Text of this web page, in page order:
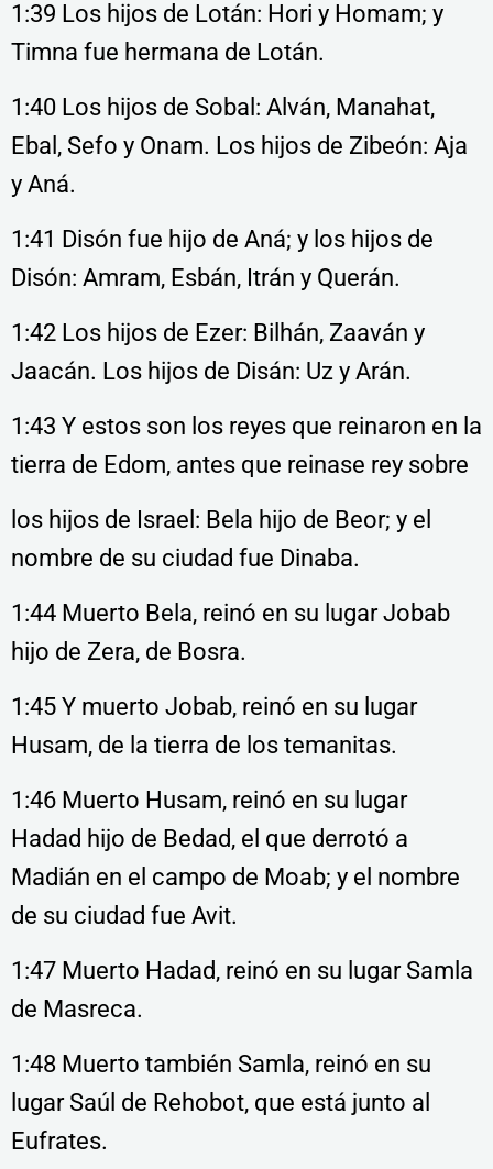
1:39 Los hijos de Lotán: Hori y Homam; y
Timna fue hermana de Lotán.
1:40 Los hijos de Sobal: Alván, Manahat,
Ebal, Sefo y Onam. Los hijos de Zibeón: Aja
y Aná.
1:41 Disón fue hijo de Aná; y los hijos de
Disón: Amram, Esbán, Itrán y Querán.
1:42 Los hijos de Ezer: Bilhán, Zaaván y
Jaacán. Los hijos de Disán: Uz y Arán.
1:43 Y estos son los reyes que reinaron en la
tierra de Edom, antes que reinase rey sobre
los hijos de Israel: Bela hijo de Beor; y el
nombre de su ciudad fue Dinaba.
1:44 Muerto Bela, reinó en su lugar Jobab
hijo de Zera, de Bosra.
1:45 Y muerto Jobab, reinó en su lugar
Husam, de la tierra de los temanitas.
1:46 Muerto Husam, reinó en su lugar
Hadad hijo de Bedad, el que derrotó a
Madián en el campo de Moab; y el nombre
de su ciudad fue Avit.
1:47 Muerto Hadad, reinó en su lugar Samla
de Masreca.
1:48 Muerto también Samla, reinó en su
lugar Saúl de Rehobot, que está junto al
Eufrates.